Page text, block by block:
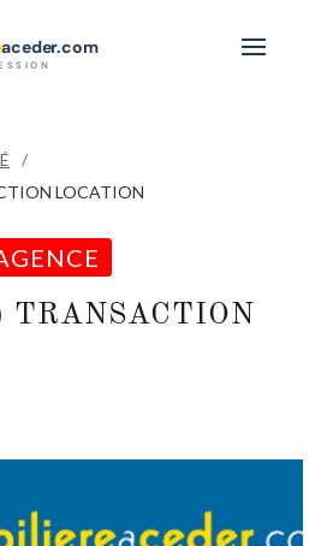
aceder.com
LOCATION
TRANSACTION